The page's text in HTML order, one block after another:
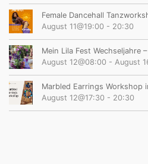
Female Dancehall
August 11@19:00 - 20:30
Mein Lila Fest Wechseljahre
August 12@08:00 - August
Marbled Earrings Workshop
August 12@17:30 - 20:30